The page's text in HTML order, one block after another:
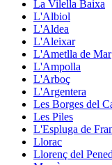
La Vilella Baixa
L'Albiol
L'Aldea
L'Aleixar
L'Ametlla de Mar
L'Ampolla
L'Arboç
L'Argentera
Les Borges del
Les Piles
L'Espluga de
Llorac
Llorenç del